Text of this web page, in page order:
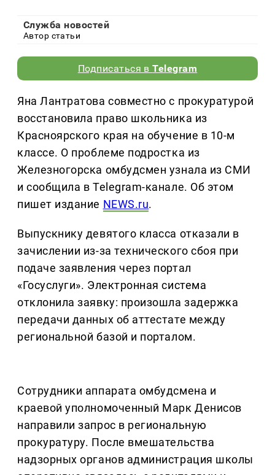
Служба новостей
Автор статьи
Подписаться вTelegram
Яна Лантратова совместно с прокуратурой
восстановила право школьника из
Красноярского края на обучение в 10-м
классе. О проблеме подростка из
Железногорска омбудсмен узнала из СМИ
и сообщила в Telegram-канале. Об этом
пишет издание NEWS.ru.
Выпускнику девятого класса отказали в
зачислении из-за технического сбоя при
подаче заявления через портал
«Госуслуги». Электронная система
отклонила заявку: произошла задержка
передачи данных об аттестате между
региональной базой и порталом.
Сотрудники аппарата омбудсмена и
краевой уполномоченный Марк Денисов
направили запрос в региональную
прокуратуру. После вмешательства
надзорных органов администрация школы